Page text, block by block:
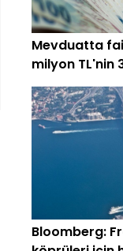
Mevduatta
milyon TL'nin
Bloomberg: